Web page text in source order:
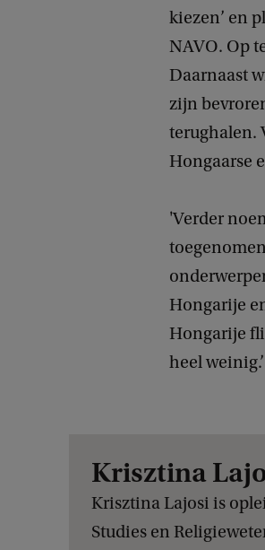
kiezen’ en
NAVO. Op
Daarnaast
zijn
terughalen.
Hongaarse
'Verder
Hongarije
Hongarije
heel weinig.’
Krisztina
Krisztina Lajosi is
Studies en